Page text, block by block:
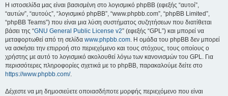
Η ιστοσελίδα μας είναι βασισμένη στο λογισμικό phpBB (εφεξής “αυτοί”,
“αυτών”, “αυτούς”, “λογισμικό phpBB”, “www.phpbb.com”, “phpBB Limited”,
“phpBB Teams”) που είναι μια λύση συστήματος συζητήσεων που διατίθεται
βάσει της “GNU General Public License v2” (εφεξής “GPL”) και μπορεί να
μεταφορτωθεί από τη σελίδα www.phpbb.com. Η ομάδα του phpBB δεν μπορεί
να ασκήσει την επιρροή στο περιεχόμενο και τους στόχους, τους οποίους ο
χρήστης με αυτό το λογισμικό ακολουθεί λόγω των κανονισμών του GPL. Για
περισσότερες πληροφορίες σχετικά με το phpBB, παρακαλούμε δείτε στο
https://www.phpbb.com/.
Δέχεστε να μη δημοσιεύετε οποιασδήποτε μορφής περιεχόμενο που είναι